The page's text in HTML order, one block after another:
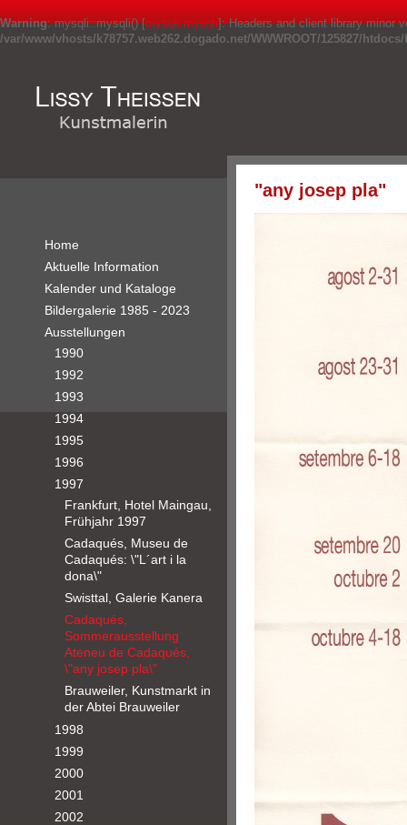
Warning: mysqli::mysqli() [mysqli.mysqli]: Headers and client library minor
/var/www/vhosts/k78757.web262.dogado.net/WWWROOT/125827/
Home
Aktuelle Information
Kalender und Kataloge
Bildergalerie 1985 - 2023
Ausstellungen
1990
1992
1993
1994
1995
1996
1997
Frankfurt, Hotel Maingau,
Frühjahr 1997
Cadaqués, Museu de
Cadaqués: \"L´art i la
dona\"
Swisttal, Galerie Kanera
Cadaqués,
Sommerausstellung
Ateneu de Cadaqués,
\"any josep pla\"
Brauweiler, Kunstmarkt in
der Abtei Brauweiler
1998
1999
2000
2001
2002
"any josep pla"